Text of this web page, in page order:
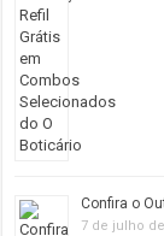
Confira o
7 de julho